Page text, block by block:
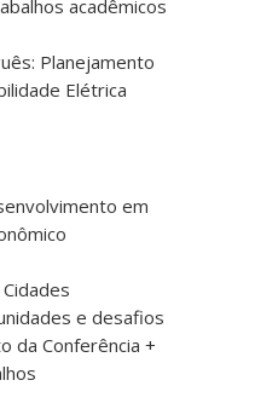
acadêmicos
Planejamento
Elétrica
em
e desafios
da Conferência +